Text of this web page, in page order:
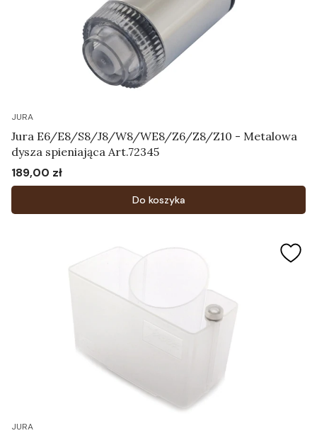
JURA
Jura E6/E8/S8/J8/W8/WE8/Z6/Z8/Z10 - Metalowa
dysza spieniająca Art.72345
Cena
189,00 zł
Do koszyka
JURA